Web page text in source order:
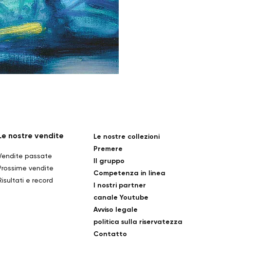
nostre vendite
passate
vendite
e record
Le nostre collezioni
Premere
Il gruppo
Competenza in linea
I nostri partner
canale Youtube
Avviso legale
politica sulla riservatezza
Contatto